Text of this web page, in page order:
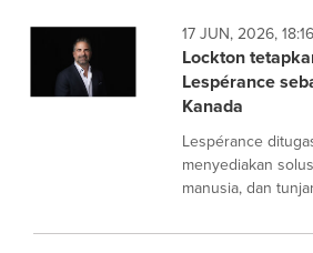
17 JUN, 2026,
Lockton
Lespérance
Kanada
Lespérance
menyediakan
manusia, dan